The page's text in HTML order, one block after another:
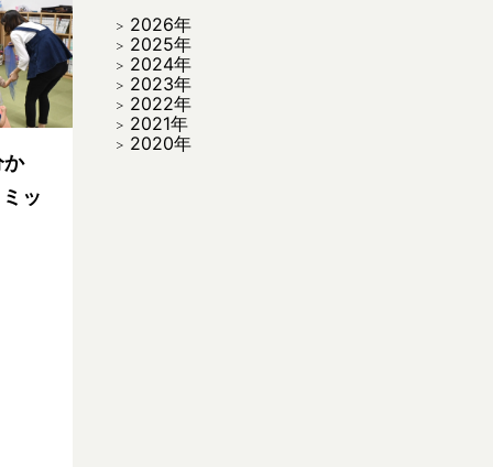
か
ッ
2026年
2025年
2024年
2023年
2022年
2021年
2020年